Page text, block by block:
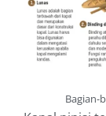
Bagian-